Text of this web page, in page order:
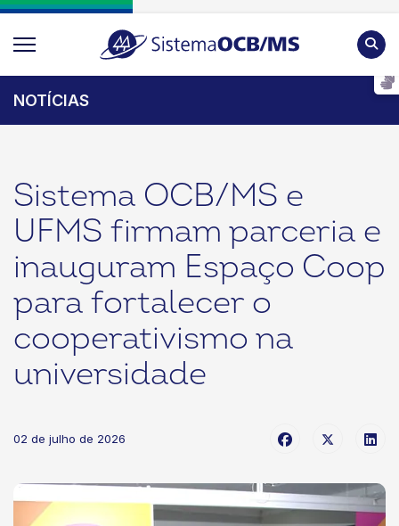
NOTÍCIAS
Sistema OCB/MS e
UFMS firmam parceria e
inauguram Espaço Coop
para fortalecer o
cooperativismo na
universidade
02 de julho de 2026